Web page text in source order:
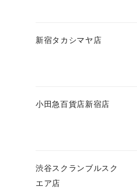
新宿タカシマヤ店
小田急百貨店新宿店
渋谷スクランブルスク
エア店